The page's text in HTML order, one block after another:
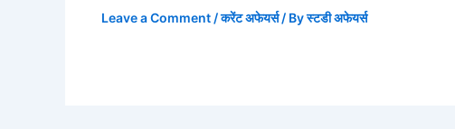
Leave a Comment /करेंट अफेयर्स/ Byस्टडी अफेयर्स